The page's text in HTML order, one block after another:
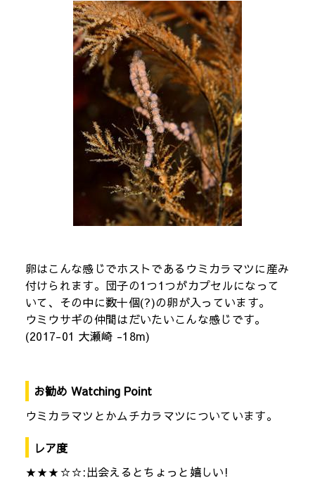
卵はこんな感じでホストであるウミカラマツに産み
付けられます。団子の1つ1つがカプセルになって
いて、その中に数十個(?)の卵が入っています。
ウミウサギの仲間はだいたいこんな感じです。
(2017-01 大瀬崎 -18m)
お勧め Watching Point
ウミカラマツとかムチカラマツについています。
レア度
★★★☆☆:出会えるとちょっと嬉しい!